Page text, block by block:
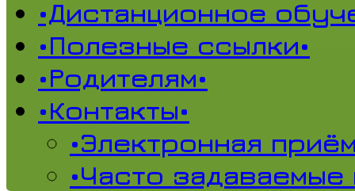
•Дистанционное
•Полезные ссылки•
•Родителям•
•Контакты•
•Электронная
•Часто